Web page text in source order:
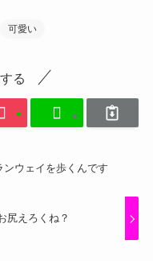
可愛い
る
ウェイを歩くんです
尻えろくね？